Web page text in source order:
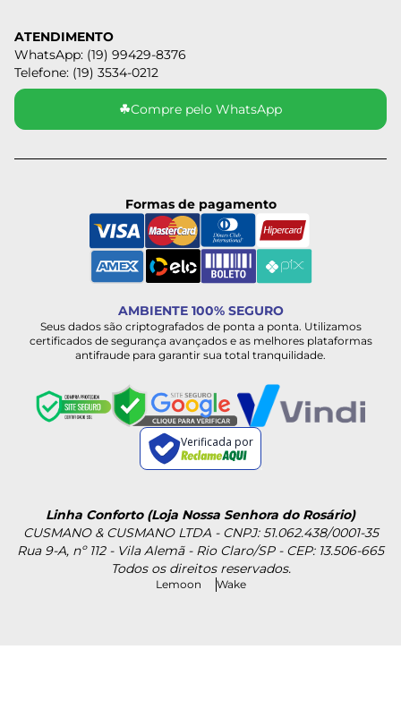
ATENDIMENTO
WhatsApp: (19) 99429-8376
Telefone: (19) 3534-0212
☘Compre pelo WhatsApp
Formas de pagamento
AMBIENTE 100% SEGURO
Seus dados são criptografados de ponta a ponta. Utilizamos
certificados de segurança avançados e as melhores plataformas
antifraude para garantir sua total tranquilidade.
Verificada por
Linha Conforto (Loja Nossa Senhora do Rosário)
CUSMANO & CUSMANO LTDA - CNPJ: 51.062.438/0001-35
Rua 9-A, nº 112 - Vila Alemã - Rio Claro/SP - CEP: 13.506-665
Todos os direitos reservados.
Lemoon Wake